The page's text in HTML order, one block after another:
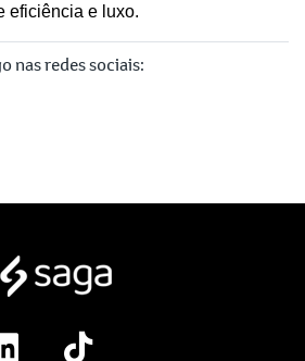
eficiência e luxo.
nas redes sociais: